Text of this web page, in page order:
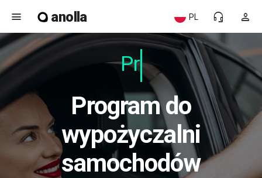
menu anolla person
headset_mic
PL
Prz
Program do
wypożyczalni
samochodów